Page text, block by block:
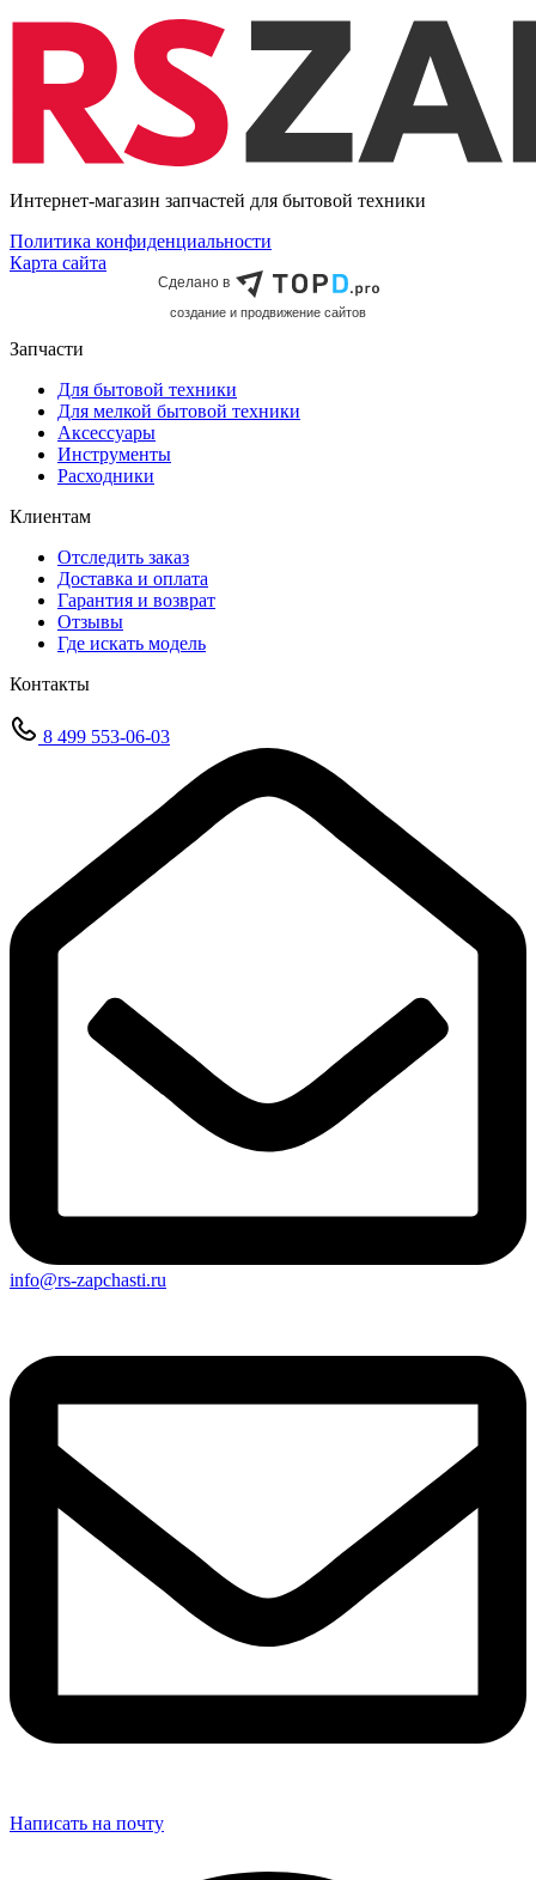
Интернет-магазин запчастей для бытовой техники
Политика конфиденциальности
Карта сайта
Сделано в
cоздание и продвижение сайтов
Запчасти
Для бытовой техники
Для мелкой бытовой техники
Аксессуары
Инструменты
Расходники
Клиентам
Отследить заказ
Доставка и оплата
Гарантия и возврат
Отзывы
Где искать модель
Контакты
8 499 553-06-03
info@rs-zapchasti.ru
Написать на почту